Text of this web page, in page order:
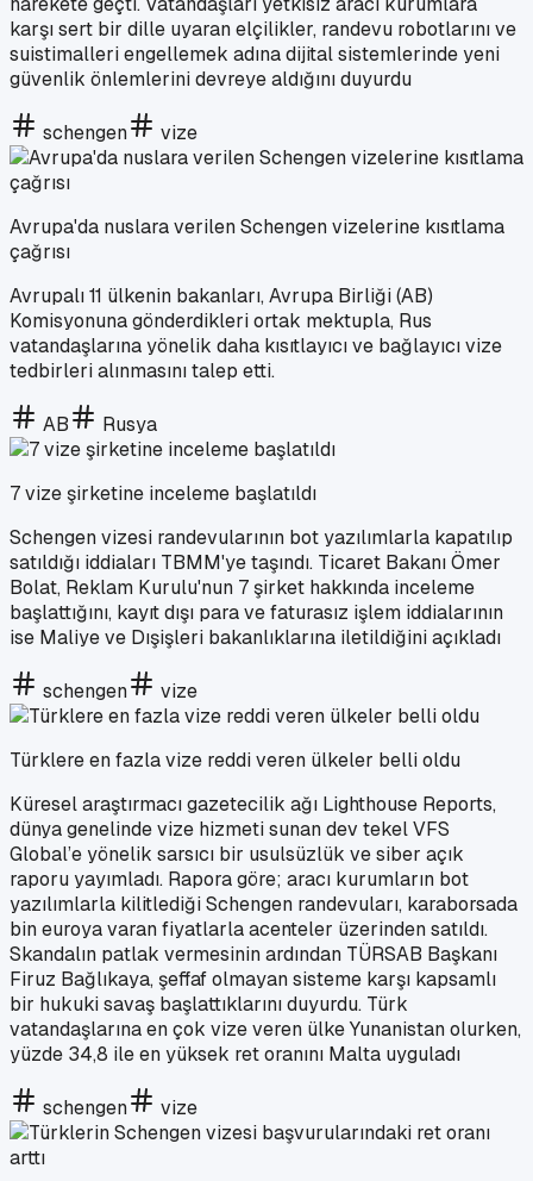
karşı sert bir dille uyaran elçilikler, randevu robotlarını ve
suistimalleri engellemek adına dijital sistemlerinde yeni
güvenlik önlemlerini devreye aldığını duyurdu
schengen vize
Avrupa'da nuslara verilen Schengen vizelerine kısıtlama
çağrısı
Avrupalı 11 ülkenin bakanları, Avrupa Birliği (AB)
Komisyonuna gönderdikleri ortak mektupla, Rus
vatandaşlarına yönelik daha kısıtlayıcı ve bağlayıcı vize
tedbirleri alınmasını talep etti.
AB Rusya
7 vize şirketine inceleme başlatıldı
Schengen vizesi randevularının bot yazılımlarla kapatılıp
satıldığı iddiaları TBMM'ye taşındı. Ticaret Bakanı Ömer
Bolat, Reklam Kurulu'nun 7 şirket hakkında inceleme
başlattığını, kayıt dışı para ve faturasız işlem iddialarının
ise Maliye ve Dışişleri bakanlıklarına iletildiğini açıkladı
schengen vize
Türklere en fazla vize reddi veren ülkeler belli oldu
Küresel araştırmacı gazetecilik ağı Lighthouse Reports,
dünya genelinde vize hizmeti sunan dev tekel VFS
Global’e yönelik sarsıcı bir usulsüzlük ve siber açık
raporu yayımladı. Rapora göre; aracı kurumların bot
yazılımlarla kilitlediği Schengen randevuları, karaborsada
bin euroya varan fiyatlarla acenteler üzerinden satıldı.
Skandalın patlak vermesinin ardından TÜRSAB Başkanı
Firuz Bağlıkaya, şeffaf olmayan sisteme karşı kapsamlı
bir hukuki savaş başlattıklarını duyurdu. Türk
vatandaşlarına en çok vize veren ülke Yunanistan olurken,
yüzde 34,8 ile en yüksek ret oranını Malta uyguladı
schengen vize